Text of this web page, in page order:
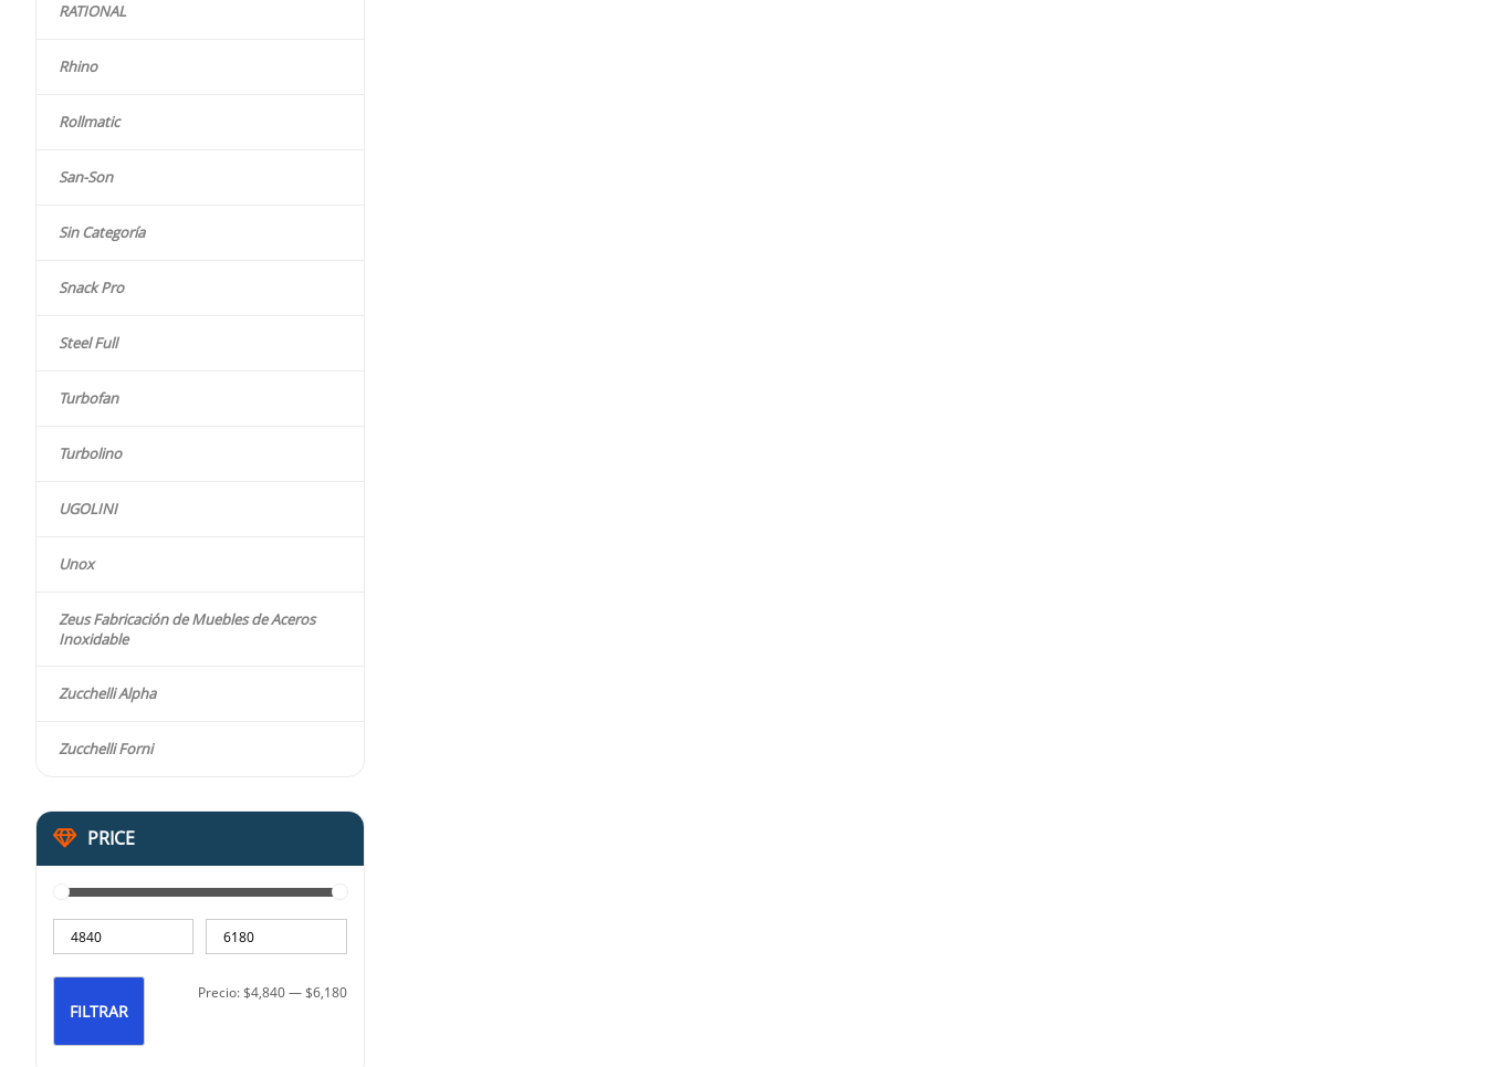
RATIONAL
Rhino
Rollmatic
San-Son
Sin Categoría
Snack Pro
Steel Full
Turbofan
Turbolino
UGOLINI
Unox
Zeus Fabricación de Muebles de Aceros
Inoxidable
Zucchelli Alpha
Zucchelli Forni
PRICE
FILTRAR
Precio:$4,840—$6,180